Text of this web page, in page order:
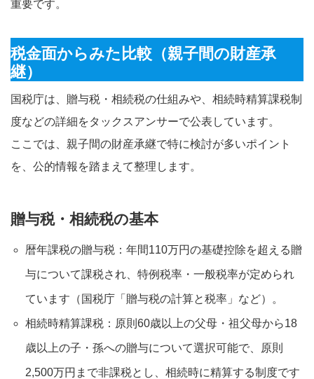
重要です。
税金面からみた比較（親子間の財産承
継）
国税庁は、贈与税・相続税の仕組みや、相続時精算課税制
度などの詳細をタックスアンサーで公表しています。
ここでは、親子間の財産承継で特に検討が多いポイント
を、公的情報を踏まえて整理します。
贈与税・相続税の基本
暦年課税の贈与税：年間110万円の基礎控除を超える贈
与について課税され、特例税率・一般税率が定められ
ています（国税庁「贈与税の計算と税率」など）。
相続時精算課税：原則60歳以上の父母・祖父母から18
歳以上の子・孫への贈与について選択可能で、原則
2,500万円まで非課税とし、相続時に精算する制度です